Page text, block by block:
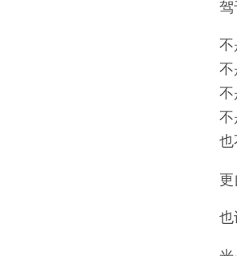
驾
不
不
不
不
也